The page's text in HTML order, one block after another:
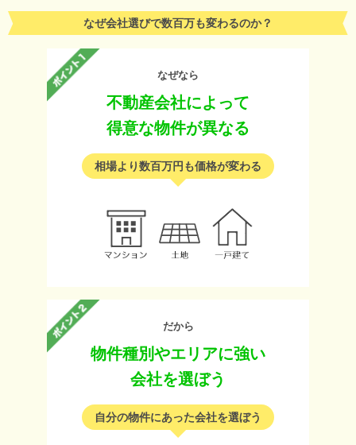
なぜ会社選びで数百万も変わるのか？
なぜなら
不動産会社によって
得意な物件が異なる
相場より数百万円も価格が変わる
だから
物件種別やエリアに強い
会社を選ぼう
自分の物件にあった会社を選ぼう